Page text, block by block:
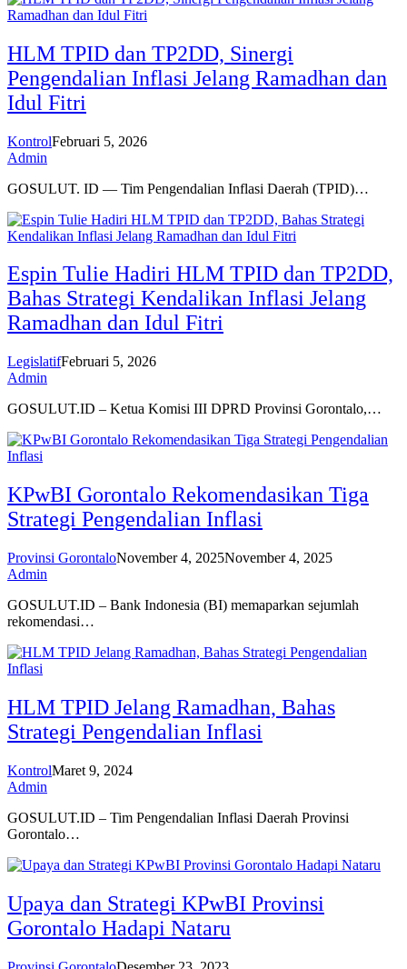
HLM TPID dan TP2DD, Sinergi
Pengendalian Inflasi Jelang Ramadhan dan
Idul Fitri
KontrolFebruari 5, 2026
Admin
GOSULUT. ID — Tim Pengendalian Inflasi Daerah (TPID)…
Espin Tulie Hadiri HLM TPID dan TP2DD,
Bahas Strategi Kendalikan Inflasi Jelang
Ramadhan dan Idul Fitri
LegislatifFebruari 5, 2026
Admin
GOSULUT.ID – Ketua Komisi III DPRD Provinsi Gorontalo,…
KPwBI Gorontalo Rekomendasikan Tiga
Strategi Pengendalian Inflasi
Provinsi GorontaloNovember 4, 2025November 4, 2025
Admin
GOSULUT.ID – Bank Indonesia (BI) memaparkan sejumlah
rekomendasi…
HLM TPID Jelang Ramadhan, Bahas
Strategi Pengendalian Inflasi
KontrolMaret 9, 2024
Admin
GOSULUT.ID – Tim Pengendalian Inflasi Daerah Provinsi
Gorontalo…
Upaya dan Strategi KPwBI Provinsi
Gorontalo Hadapi Nataru